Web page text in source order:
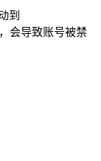
到
会导致账号被禁